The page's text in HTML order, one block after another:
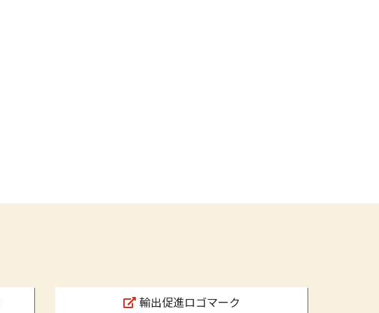
輸出促進ロゴマーク